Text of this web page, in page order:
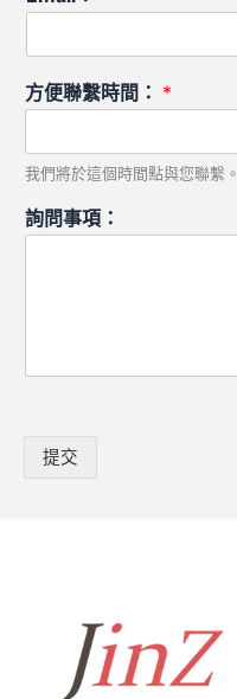
方便聯繫時間： *
我們將於這個時間點與您聯繫。
詢問事項：
提交